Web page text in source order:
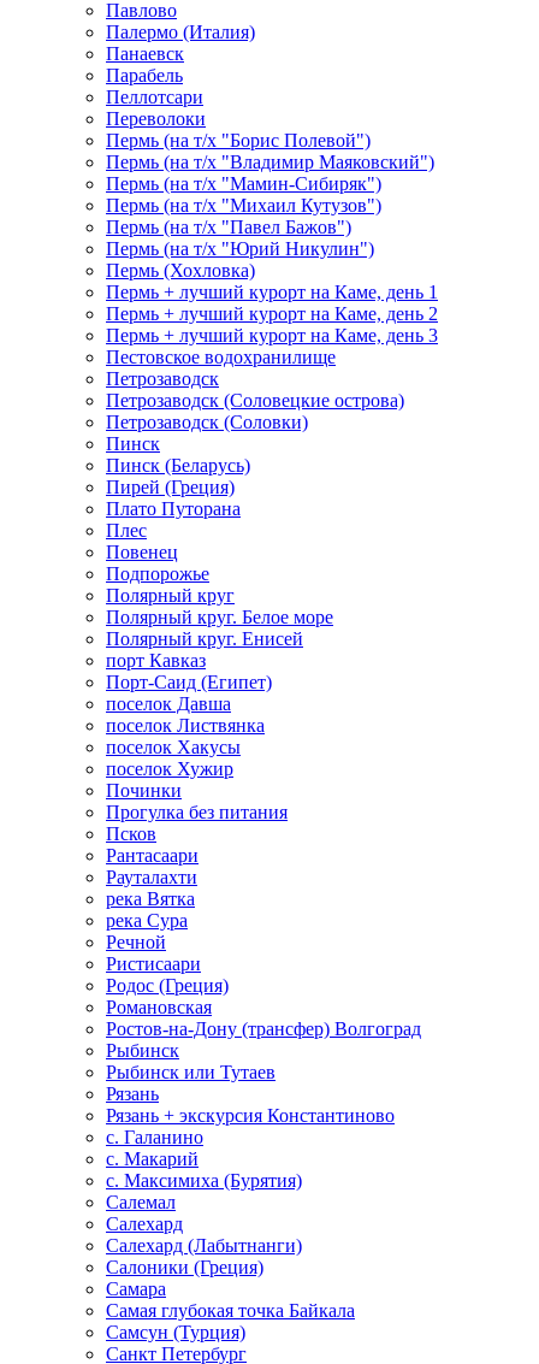
Павлово
Палермо (Италия)
Панаевск
Парабель
Пеллотсари
Переволоки
Пермь (на т/х "Борис Полевой")
Пермь (на т/х "Владимир Маяковский")
Пермь (на т/х "Мамин-Сибиряк")
Пермь (на т/х "Михаил Кутузов")
Пермь (на т/х "Павел Бажов")
Пермь (на т/х "Юрий Никулин")
Пермь (Хохловка)
Пермь + лучший курорт на Каме, день 1
Пермь + лучший курорт на Каме, день 2
Пермь + лучший курорт на Каме, день 3
Пестовское водохранилище
Петрозаводск
Петрозаводск (Соловецкие острова)
Петрозаводск (Соловки)
Пинск
Пинск (Беларусь)
Пирей (Греция)
Плато Путорана
Плес
Повенец
Подпорожье
Полярный круг
Полярный круг. Белое море
Полярный круг. Енисей
порт Кавказ
Порт-Саид (Египет)
поселок Давша
поселок Листвянка
поселок Хакусы
поселок Хужир
Починки
Прогулка без питания
Псков
Рантасаари
Рауталахти
река Вятка
река Сура
Речной
Ристисаари
Родос (Греция)
Романовская
Ростов-на-Дону (трансфер) Волгоград
Рыбинск
Рыбинск или Тутаев
Рязань
Рязань + экскурсия Константиново
с. Галанино
с. Макарий
с. Максимиха (Бурятия)
Салемал
Салехард
Салехард (Лабытнанги)
Салоники (Греция)
Самара
Самая глубокая точка Байкала
Самсун (Турция)
Санкт Петербург